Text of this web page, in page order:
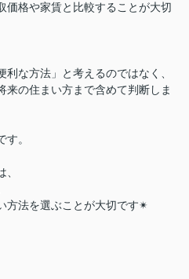
価格や家賃と比較することが大切
な方法」と考えるのではなく、
来の住まい方まで含めて判断しま
。
方法を選ぶことが大切です✴︎